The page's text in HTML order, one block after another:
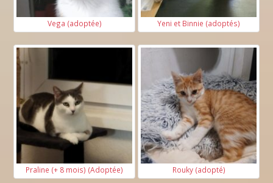
Vega (adoptée) Yeni et Binnie (adoptés)
Praline (+ 8 mois) (Adoptée) Rouky (adopté)